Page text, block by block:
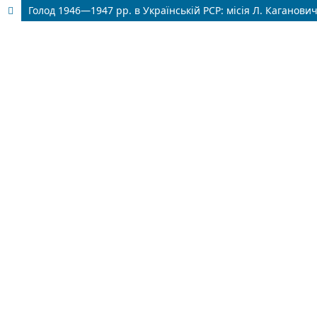
Голод 1946—1947 рр. в Українській РСР: місія Л.